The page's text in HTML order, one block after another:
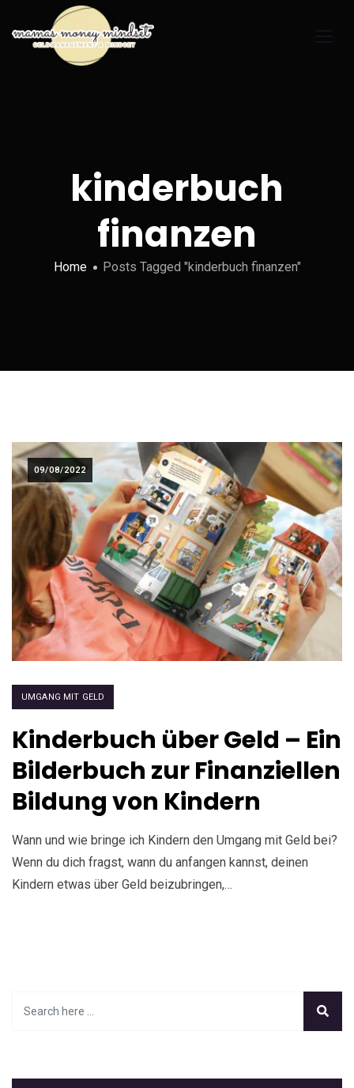
kinderbuch
finanzen
Home Posts Tagged "kinderbuch finanzen"
09/08/2022
UMGANG MIT GELD
Kinderbuch über Geld – Ein
Bilderbuch zur Finanziellen
Bildung von Kindern
Wann und wie bringe ich Kindern den Umgang mit Geld bei?
Wenn du dich fragst, wann du anfangen kannst, deinen
Kindern etwas über Geld beizubringen,…